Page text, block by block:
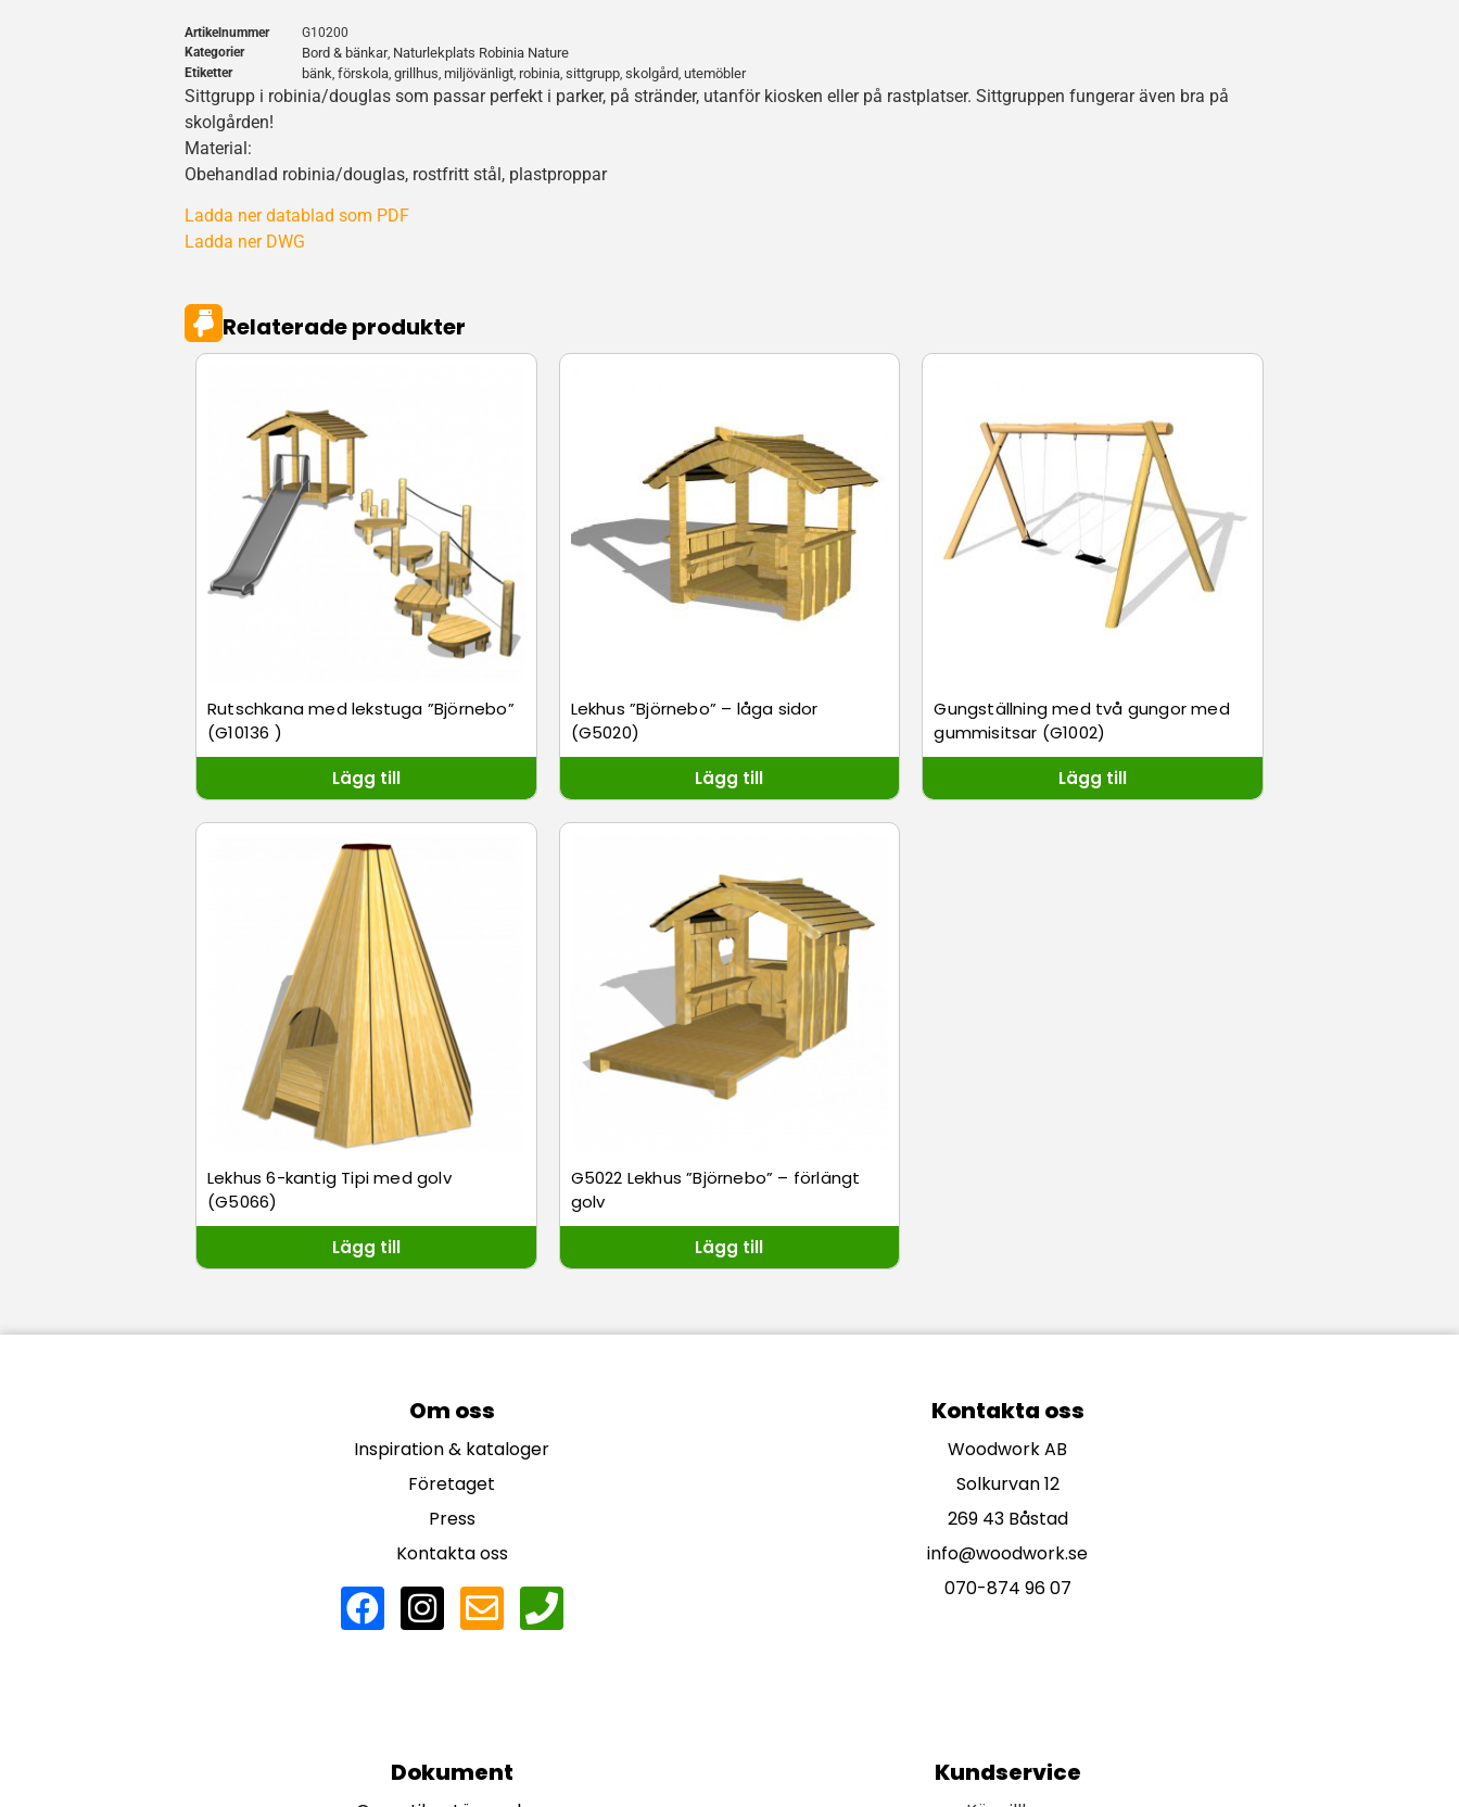
Artikelnummer
G10200
Kategorier
Bord & bänkar, Naturlekplats Robinia Nature
Etiketter bänk, förskola, grillhus, miljövänligt, robinia, sittgrupp, skolgård, utemöbler
Sittgrupp i robinia/douglas som passar perfekt i parker, på stränder, utanför kiosken eller på rastplatser. Sittgruppen fungerar även bra på
skolgården!
Material:
Obehandlad robinia/douglas, rostfritt stål, plastproppar
Ladda ner datablad som PDF
Ladda ner DWG
Relaterade produkter
Rutschkana med lekstuga ”Björnebo”
(G10136 )
Lägg till
Lekhus ”Björnebo” – låga sidor
(G5020)
Lägg till
Gungställning med två gungor med
gummisitsar (G1002)
Lägg till
Lekhus 6-kantig Tipi med golv
(G5066)
Lägg till
G5022 Lekhus ”Björnebo” – förlängt
golv
Lägg till
Om oss
Inspiration & kataloger
Företaget
Press
Kontakta oss
Kontakta oss
Woodwork AB
Solkurvan 12
269 43 Båstad
info@woodwork.se
070-874 96 07
Dokument Kundservice